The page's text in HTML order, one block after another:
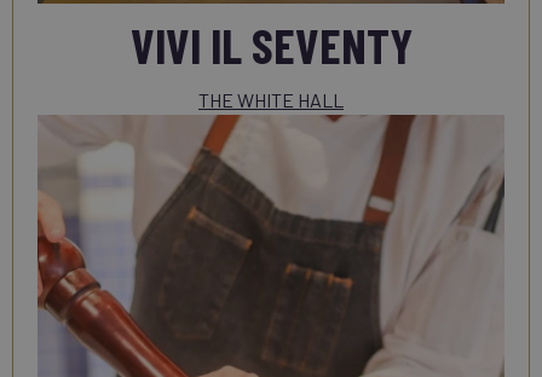
VIVI IL SEVENTY
THE WHITE HALL